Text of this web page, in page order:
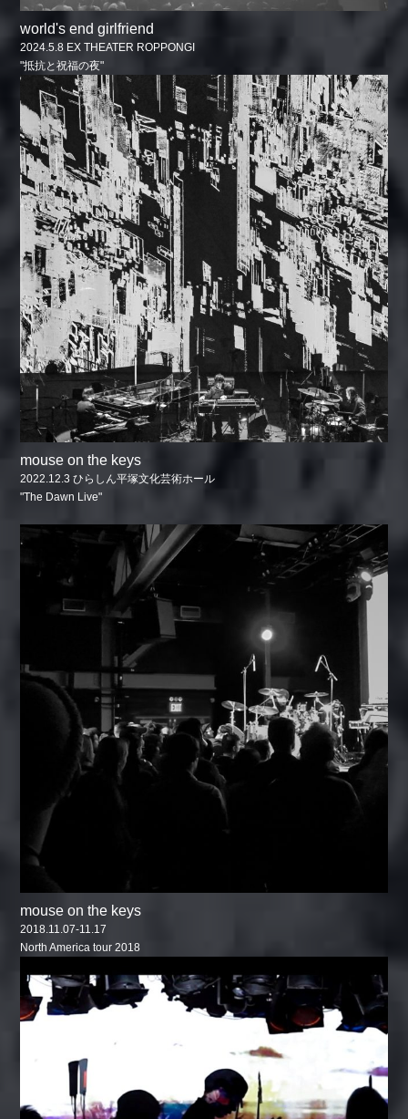
world's end girlfriend
2024.5.8 EX THEATER ROPPONGI
"抵抗と祝福の夜"
mouse on the keys
2022.12.3 ひらしん平塚文化芸術ホール
"The Dawn Live"
mouse on the keys
2018.11.07-11.17
North America tour 2018